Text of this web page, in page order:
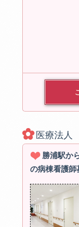
医療法
勝浦駅か
の病棟看護師